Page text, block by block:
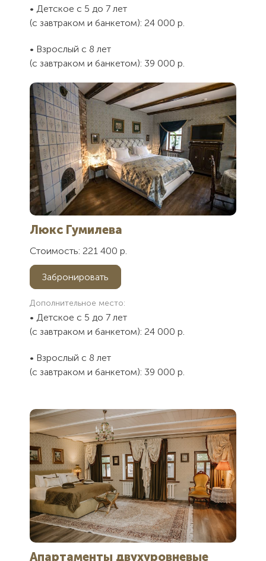
• Детское с 5 до 7 лет
(с завтраком и банкетом): 24 000 р.
• Взрослый с 8 лет
(с завтраком и банкетом): 39 000 р.
Люкс Гумилева
Стоимость: 221 400 р.
Забронировать
Дополнительное место:
• Детское с 5 до 7 лет
(с завтраком и банкетом): 24 000 р.
• Взрослый с 8 лет
(с завтраком и банкетом): 39 000 р.
Апартаменты двухуровневые